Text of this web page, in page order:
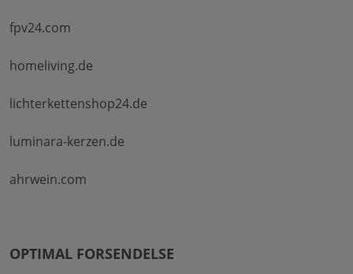
fpv24.com
homeliving.de
lichterkettenshop24.de
luminara-kerzen.de
ahrwein.com
OPTIMAL FORSENDELSE